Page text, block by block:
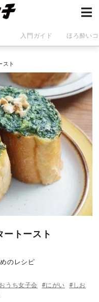
入門ガイド ほろ酔い
スト
ートースト
のレシピ
うち女子会 #にがい
#しお